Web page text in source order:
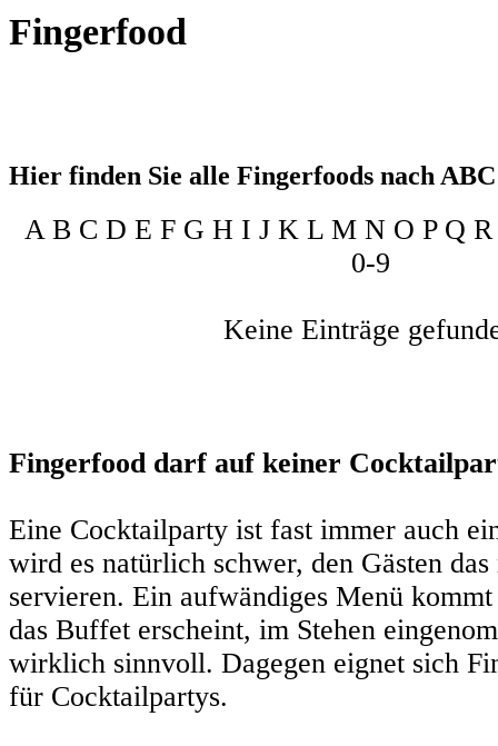
Fingerfood
Hier finden Sie alle Fingerfoods nach
A B C D E F G H I J K L M N O P Q
0-9
Keine Einträge
Fingerfood darf auf keiner
Eine Cocktailparty ist fast immer auch
wird es natürlich schwer, den Gästen
servieren. Ein aufwändiges Menü
das Buffet erscheint, im Stehen
wirklich sinnvoll. Dagegen eignet sich
für Cocktailpartys.